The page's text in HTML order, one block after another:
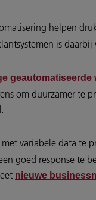
helpen
is
geautomatiseerde
om duurzamer te
variabele data te
goed response te
nieuwe